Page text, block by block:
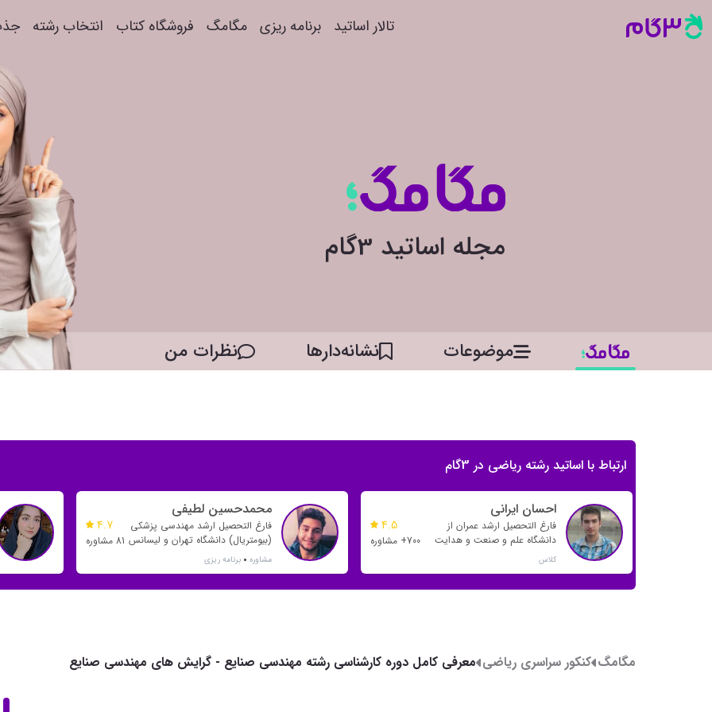
تالار اساتید برنامه ریزی مگامگ فروشگاه کتاب انتخاب رشته
مجله اساتید 3گام
موضوعات نشانه‌دار‌ها نظرات من
ارتباط با اساتید رشته ریاضی در 3گام
احسان ایرانی
فارغ التحصیل ارشد عمران از
دانشگاه علم و صنعت و هدایت
بسیاری از رتبه های تک رقمی و
دو رقمی
کلاس
4.5
700+ مشاوره
محمدحسین لطیفی
فارغ التحصیل ارشد مهندسی پزشکی
(بیومتریال) دانشگاه تهران و لیسانس
مهندسی پلیمر دانشگاه صنعتی
امیرکبیر
مشاوره برنامه ریزی
4.7
81 مشاوره
مگامگ کنکور سراسری ریاضی معرفی کامل دوره کارشناسی رشته مهندسی صنایع - گرایش های مهندسی صنایع